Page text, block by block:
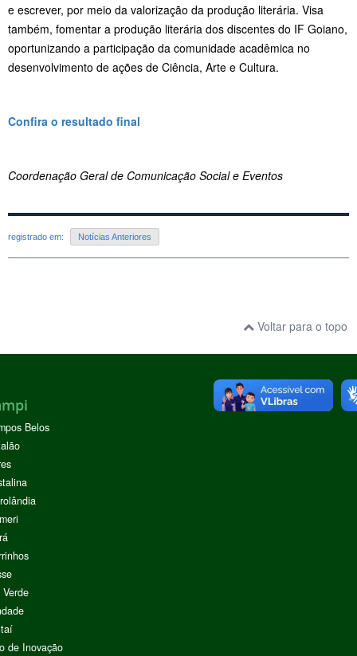
e escrever, por meio da valorização da produção literária. Visa
também, fomentar a produção literária dos discentes do IF Goiano,
oportunizando a participação da comunidade acadêmica no
desenvolvimento de ações de Ciência, Arte e Cultura.
Confira o resultado final
Coordenação Geral de Comunicação Social e Eventos
registrado em: Notícias Anteriores
Voltar para o topo
Belos
de Inovação